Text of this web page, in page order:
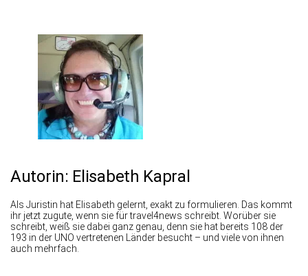
Autorin: Elisabeth Kapral
Als Ju­ris­tin hat Eli­sa­beth ge­lernt, ex­akt zu for­mu­lie­ren. Das kommt
ihr jetzt zu­gute, wenn sie für travel4news schreibt. Wor­über sie
schreibt, weiß sie da­bei ganz ge­nau, denn sie hat be­reits 108 der
193 in der UNO ver­tre­te­nen Län­der be­sucht – und viele von ih­nen
auch mehr­fach.